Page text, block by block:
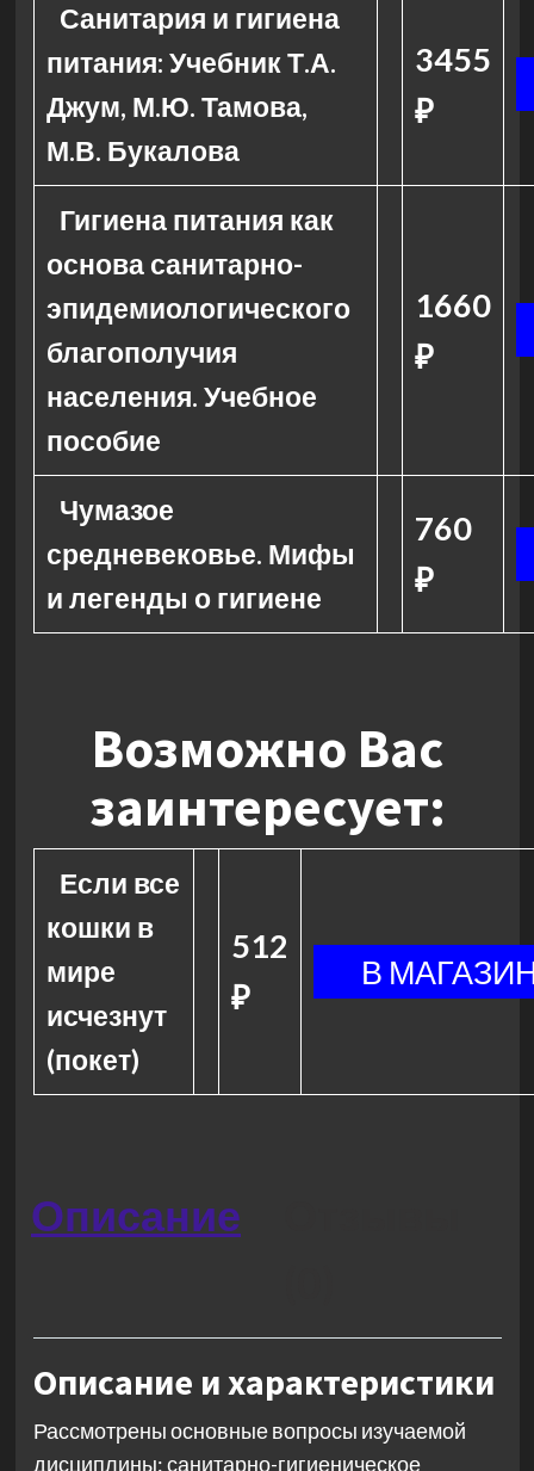
Санитария и гигиена
питания: Учебник Т.А.
Джум, М.Ю. Тамова,
М.В. Букалова
3455
₽
Гигиена питания как
основа санитарно-
эпидемиологического
благополучия
населения. Учебное
пособие
1660
₽
Чумазое
средневековье. Мифы
и легенды о гигиене
760
₽
Возможно Вас
заинтересует:
Если все
кошки в
мире
исчезнут
(покет)
512
₽
Описание
Описание и характеристики
Рассмотрены основные вопросы изучаемой
дисциплины: санитарно-гигиеническое